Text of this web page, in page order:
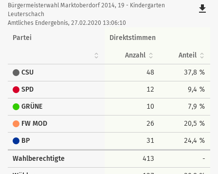
Details
Bürgermeisterwahl Marktoberdorf 2014, 19 - Kindergarten
Leuterschach
Amtliches Endergebnis, 27.02.2020 13:06:10
file_download
Partei Direktstimmen
Anzahl Anteil
CSU 48 37,8 %
SPD 12 9,4 %
GRÜNE 10 7,9 %
FW MOD 26 20,5 %
BP 31 24,4 %
Wahlberechtigte 413 -